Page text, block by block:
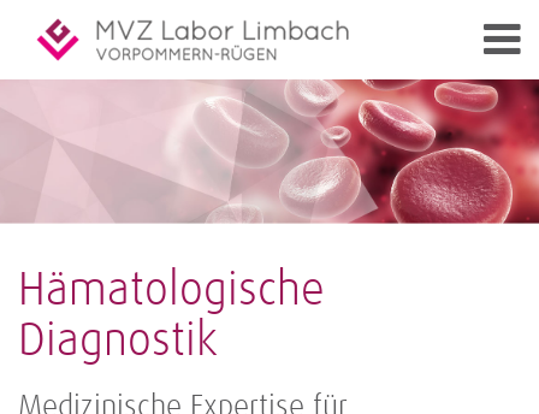
Hämatologische
Diagnostik